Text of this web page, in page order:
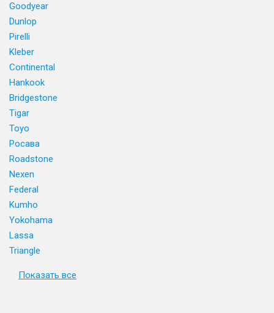
Goodyear
Dunlop
Pirelli
Kleber
Continental
Hankook
Bridgestone
Tigar
Toyo
Росава
Roadstone
Nexen
Federal
Kumho
Yokohama
Lassa
Triangle
Показать все